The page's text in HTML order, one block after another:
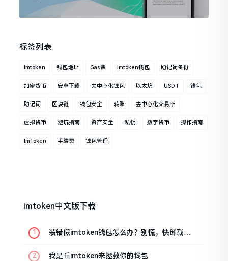
标签列表
Imtoken 钱包地址 Gas费 Imtoken钱包 助记词备份
加密货币 安卓下载 去中心化钱包 以太坊 USDT 钱包
助记词 区块链 钱包安全 转账 去中心化交易所
虚拟货币 避坑指南 资产安全 私钥 数字货币 操作指南
ImToken 手续费 钱包管理
imtoken中文版下载
装错假imtoken钱包怎么办？别慌，快卸载，
我是丘imtoken来拯救你的钱包